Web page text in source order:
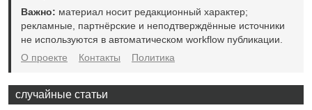
Важно: материал носит редакционный характер;
рекламные, партнёрские и неподтверждённые источники
не используются в автоматическом workflow публикации.
О проекте
Контакты Политика
случайные статьи